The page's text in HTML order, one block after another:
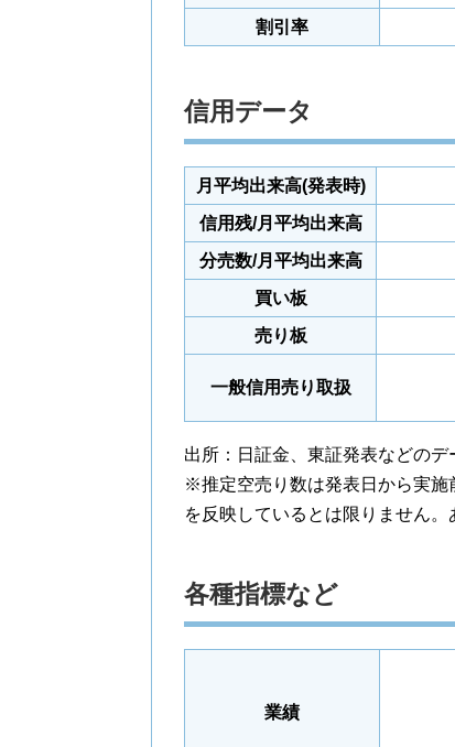
割引率
信用データ
月平均出来高(発表時)
信用残/月平均出来高
分売数/月平均出来高
買い板
売り板
一般信用売り取扱
出所：日証金、東証発表などのデ
※推定空売り数は発表日から実施
を反映しているとは限りません。
各種指標など
業績